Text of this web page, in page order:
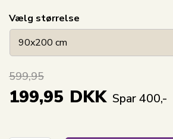
Vælg størrelse
599,95
199,95 DKK Spar 400,-